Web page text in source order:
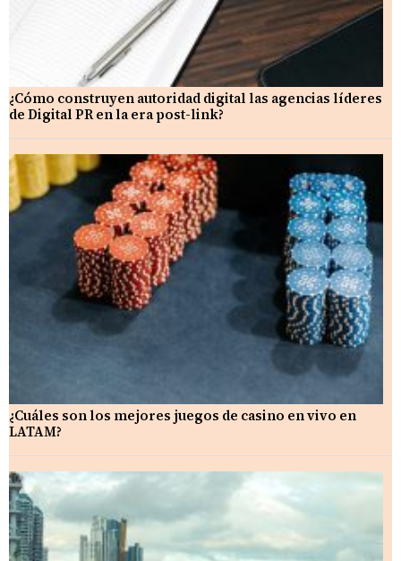
¿Cómo construyen autoridad digital las agencias líderes
de Digital PR en la era post-link?
¿Cuáles son los mejores juegos de casino en vivo en
LATAM?